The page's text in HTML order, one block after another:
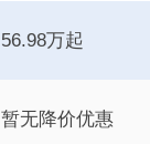
56.98万起
暂无降价优惠